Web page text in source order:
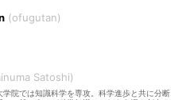
ofugutan
Satoshi
院では知識科学を専攻。科学進歩と共に分断